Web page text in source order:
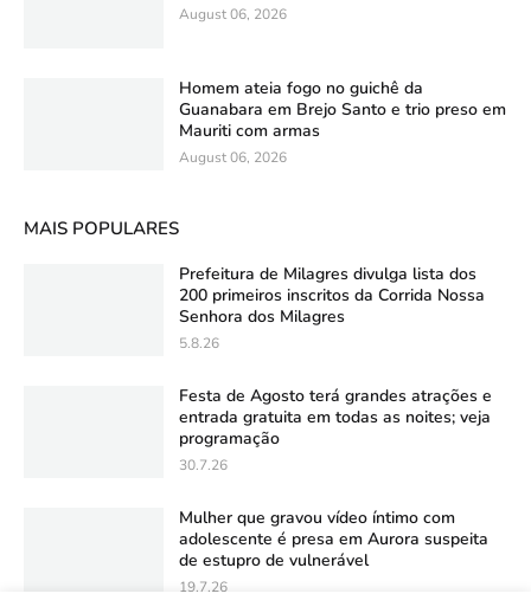
August 06, 2026
Homem ateia fogo no guichê da
Guanabara em Brejo Santo e trio preso em
Mauriti com armas
August 06, 2026
MAIS POPULARES
Prefeitura de Milagres divulga lista dos
200 primeiros inscritos da Corrida Nossa
Senhora dos Milagres
5.8.26
Festa de Agosto terá grandes atrações e
entrada gratuita em todas as noites; veja
programação
30.7.26
Mulher que gravou vídeo íntimo com
adolescente é presa em Aurora suspeita
de estupro de vulnerável
19.7.26